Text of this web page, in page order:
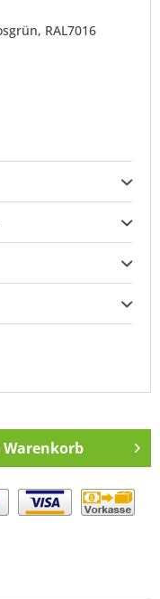
RAL7016
Warenkorb